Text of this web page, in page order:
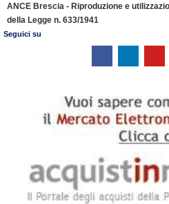
ANCE Brescia - Riproduzione e
della Legge n. 633/1941
Seguici su